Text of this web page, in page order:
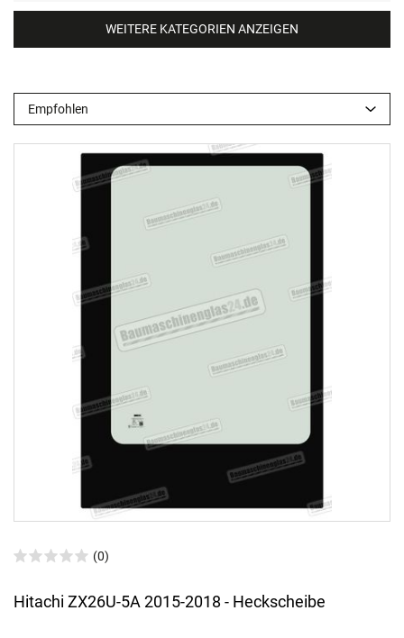
WEITERE KATEGORIEN ANZEIGEN
(0)
Hitachi ZX26U-5A 2015-2018 - Heckscheibe